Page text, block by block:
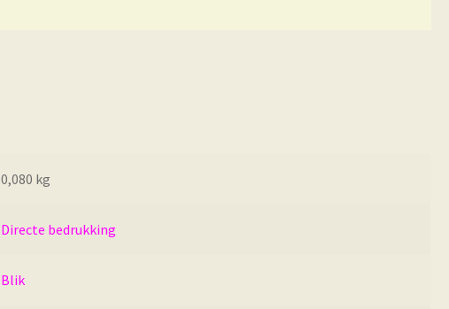
0,080 kg
Directe bedrukking
Blik